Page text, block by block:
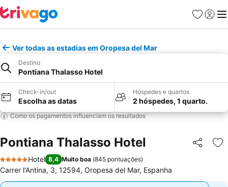
Favoritos
Iniciar
Ver todas as estadias em Oropesa del Mar
Destino
Pontiana Thalasso Hotel
Check-in/out
Escolha as datas
Hóspedes e quartos
2 hóspedes, 1 quarto.
Como os pagamentos influenciam os resultados
Pontiana Thalasso Hotel Partilhar
5 Estrelas
Hotel 8,4 Muito boa (845 pontuações)
Carrer l'Antina, 3, 12594, Oropesa del Mar, Espanha